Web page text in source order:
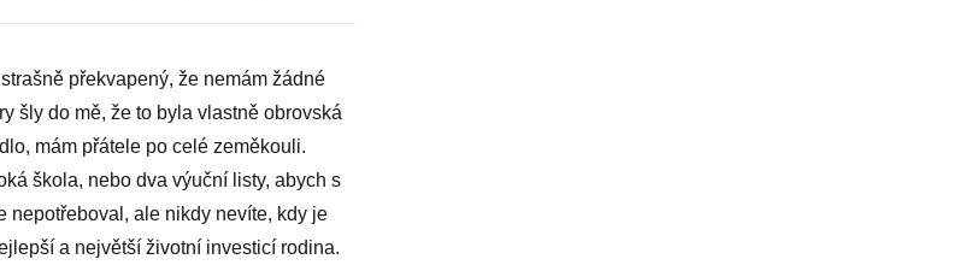
překvapený, že nemám žádné
šly do mě, že to byla vlastně obrovská
mám přátele po celé zeměkouli.
škola, nebo dva výuční listy, abych s
nepotřeboval, ale nikdy nevíte, kdy je
a největší životní investicí rodina.